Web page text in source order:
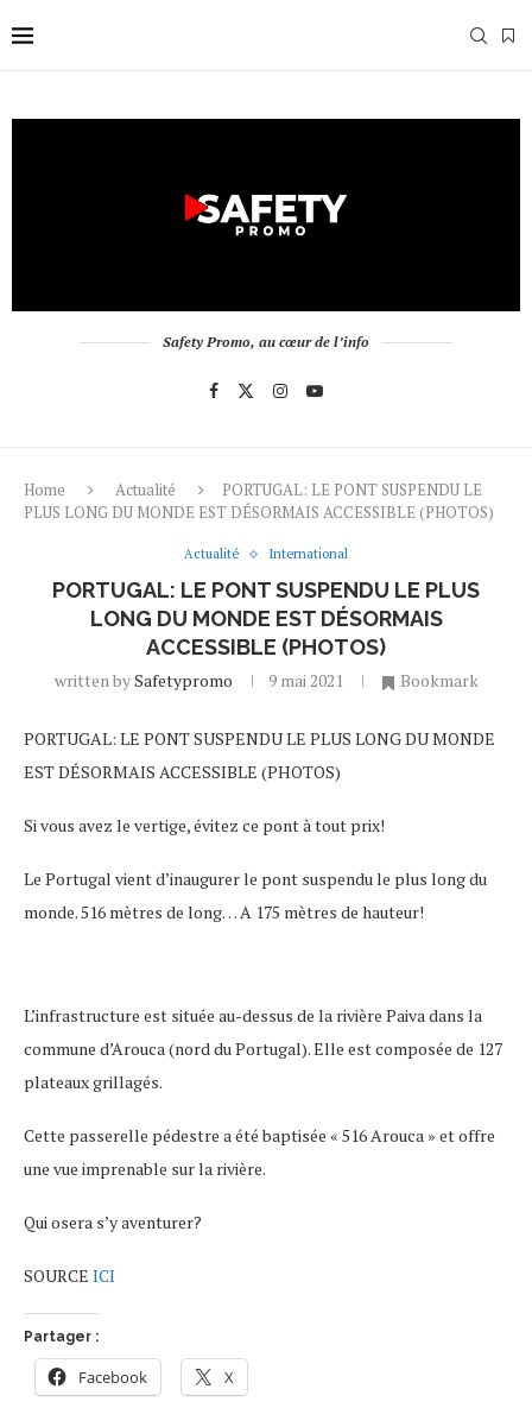
Safety Promo, au cœur de l’info
Home Actualité
PORTUGAL: LE PONT SUSPENDU LE
PLUS LONG DU MONDE EST DÉSORMAIS ACCESSIBLE (PHOTOS)
Actualité International
PORTUGAL: LE PONT SUSPENDU LE PLUS
LONG DU MONDE EST DÉSORMAIS
ACCESSIBLE (PHOTOS)
written bySafetypromo 9 mai 2021 Bookmark
PORTUGAL: LE PONT SUSPENDU LE PLUS LONG DU MONDE
EST DÉSORMAIS ACCESSIBLE (PHOTOS)
Si vous avez le vertige, évitez ce pont à tout prix!
Le Portugal vient d’inaugurer le pont suspendu le plus long du
monde. 516 mètres de long… A 175 mètres de hauteur!
L’infrastructure est située au-dessus de la rivière Paiva dans la
commune d’Arouca (nord du Portugal). Elle est composée de 127
plateaux grillagés.
Cette passerelle pédestre a été baptisée « 516 Arouca » et offre
une vue imprenable sur la rivière.
Qui osera s’y aventurer?
SOURCE ICI
Partager :
Facebook X